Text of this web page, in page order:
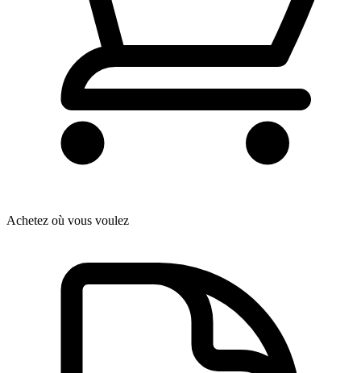
Achetez où vous voulez